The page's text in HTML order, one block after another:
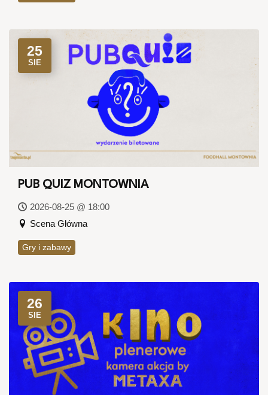
25
SIE
PUB QUIZ MONTOWNIA
2026-08-25 @ 18:00
Scena Główna
Gry i zabawy
26
SIE